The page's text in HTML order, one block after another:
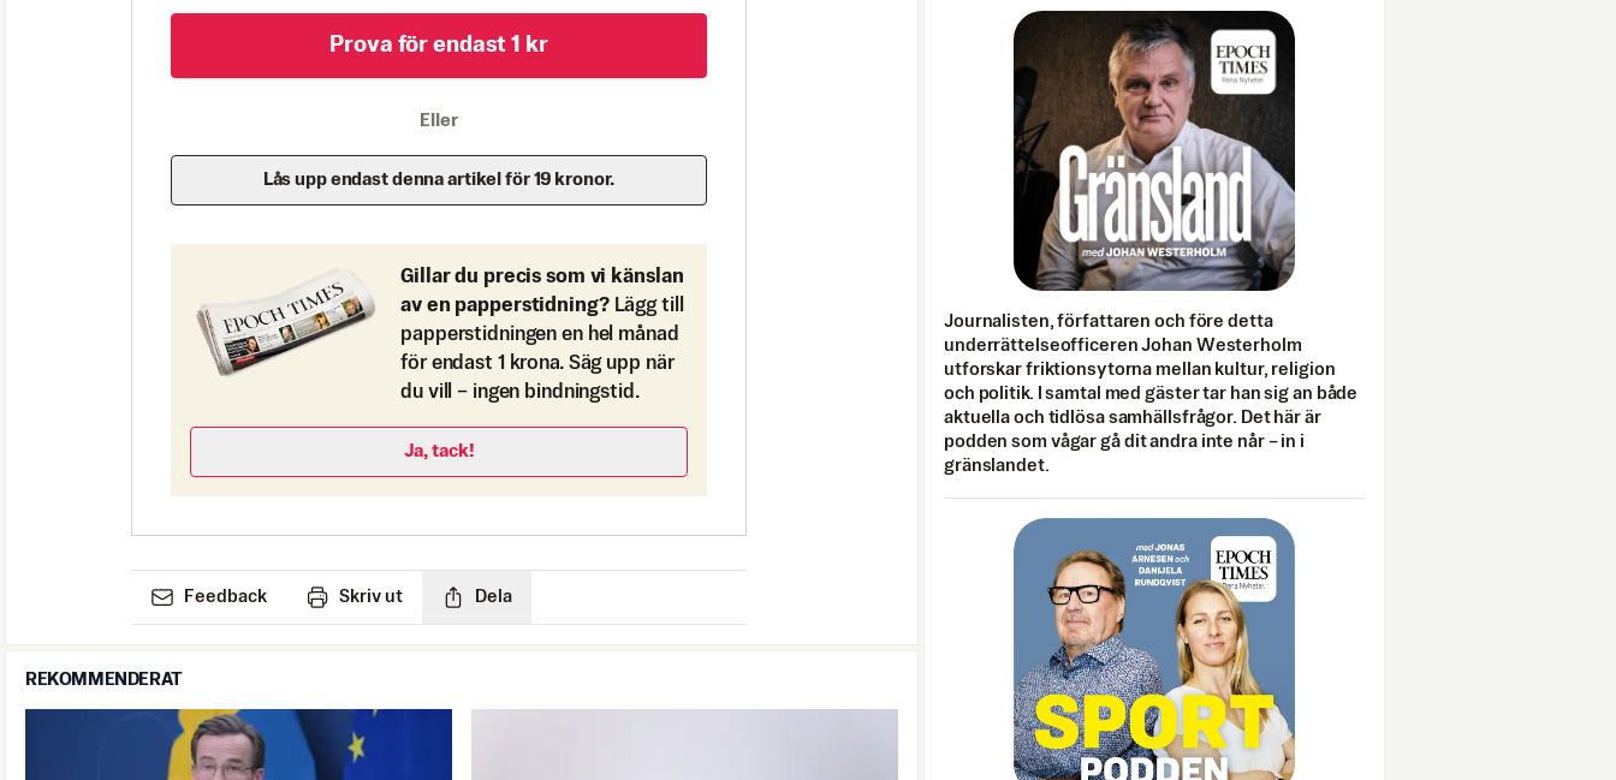
Prova för endast 1 kr
Eller
Lås upp endast denna artikel för 19 kronor.
Gillar du precis som vi känslan
av en papperstidning? Lägg till
papperstidningen en hel månad
för endast 1 krona. Säg upp när
du vill – ingen bindningstid.
Ja, tack!
Feedback Skriv ut Dela
REKOMMENDERAT
Journalisten, författaren och före detta
underrättelseofficeren Johan Westerholm
utforskar friktionsytorna mellan kultur, religion
och politik. I samtal med gäster tar han sig an både
aktuella och tidlösa samhällsfrågor. Det här är
podden som vågar gå dit andra inte når – in i
gränslandet.